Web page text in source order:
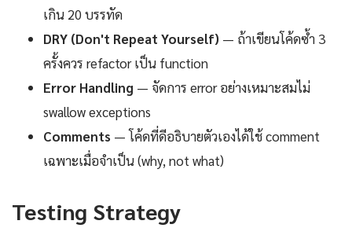
เกิน 20 บรรทัด
DRY (Don't Repeat Yourself) — ถ้าเขียนโค้ดซ้ำ 3
ครั้งควร refactor เป็น function
Error Handling — จัดการ error อย่างเหมาะสมไม่
swallow exceptions
Comments — โค้ดที่ดีอธิบายตัวเองได้ใช้ comment
เฉพาะเมื่อจำเป็น (why, not what)
Testing Strategy